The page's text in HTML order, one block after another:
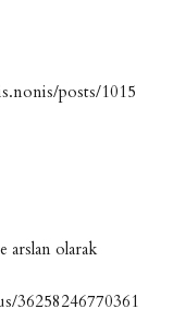
posts/1015
arslan olarak
36258246770361